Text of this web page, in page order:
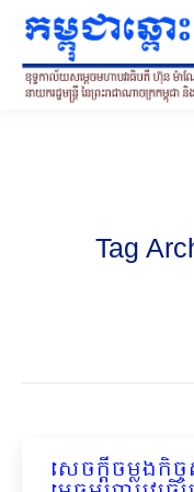
Tag
សេចក្តីចម្លង